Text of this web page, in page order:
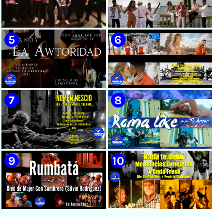
🟡 Susel Gómez (La China) ||
¨Oye Mi Leloley¨ || Director:
Onelio Jesús Larralde González
|| Música popular bailable
cubana || Videoclip || CUBA
🟢 Pirro | ¨Vuelve a mi¨ |
Videoclip | Música Urbana
Cubana | Artistas Cubanos |
Canción | CUBA
🔴 Osmani García & Varios
Artistas | ¨Chupi Chupi¨ |
Director: Joel Guilian |
Videoclip | Música Urbana
Cubana | Artistas Cubanos |
Canción | CUBA
🟡 Tico González - ¨Aunque se
pare la mula¨ - Videoclip -
Dirección: John Meriles -
Roberto C. González
🟢 Hanoy La Awtoridad |
¨Siempre Tú¨ | Director:
LEWIS.PRODS | Videoclip |
Música Urbana Cubana |
Artistas Cubanos | Canción |
CUBA
🟡 Ronald & El Karnal de Cuba
- ¨Que bonito es el amor¨ 📺
Videoclip - 🎬 Director: Andros
Barroso
🟢 Paisaje con Río | NOMEN
NESCIO, basado en la obra
musical ¨Niño siniestro¨ |
🟡 Roma Like - ¨Fue por tu
amor¨ 📺 Videoclip - 🎬
Director: HE Marrero